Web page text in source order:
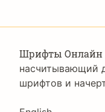
Шрифты Онлайн
насчитывающий
шрифтов и